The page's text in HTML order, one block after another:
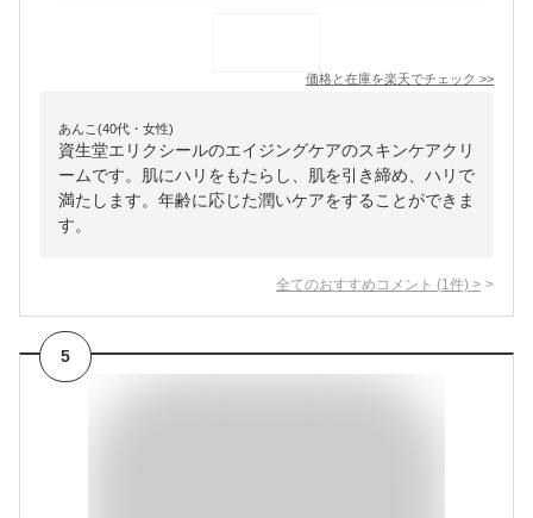
価格と在庫を楽天でチェック >>
あんこ(40代・女性)
資生堂エリクシールのエイジングケアのスキンケアクリ
ームです。肌にハリをもたらし、肌を引き締め、ハリで
満たします。年齢に応じた潤いケアをすることができま
す。
全てのおすすめコメント (1 件) >
5